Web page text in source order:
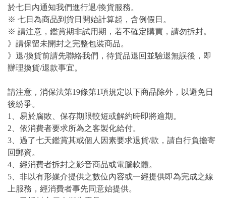
於七日內通知我們進行退/換貨服務。
※ 七日為商品到貨日開始計算起，含例假日。
※ 請注意，鑑賞期非試用期，若不確定購買，請勿拆封。
》請保留未開封之完整包裝商品。
》退/換貨前請先聯絡我們，待貨品退回並驗退無誤後，即
辦理換貨/退款事宜。
請注意，消保法第19條第1項規定以下商品除外，以避免日
後紛爭。
1、易於腐敗、保存期限較短或解約時即將逾期。
2、依消費者要求所為之客製化給付。
3、過了七天鑑賞其或個人因素要求退貨/款，請自行負擔寄
回郵資。
4、經消費者拆封之影音商品或電腦軟體。
5、非以有形媒介提供之數位內容或一經提供即為完成之線
上服務，經消費者事先同意始提供。